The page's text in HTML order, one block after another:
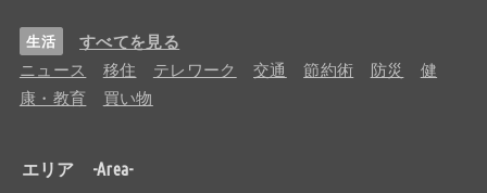
生活 すべてを見る
ニュース 移住 テレワーク 交通 節約術 防災
健
康・教育
買い物
エリア -Area-